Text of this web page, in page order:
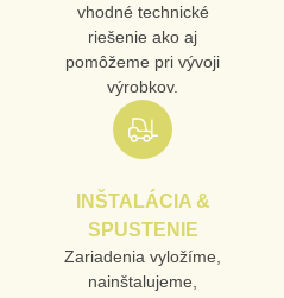
vhodné technické
riešenie ako aj
pomôžeme pri vývoji
výrobkov.
INŠTALÁCIA &
SPUSTENIE
Zariadenia vyložíme,
nainštalujeme,